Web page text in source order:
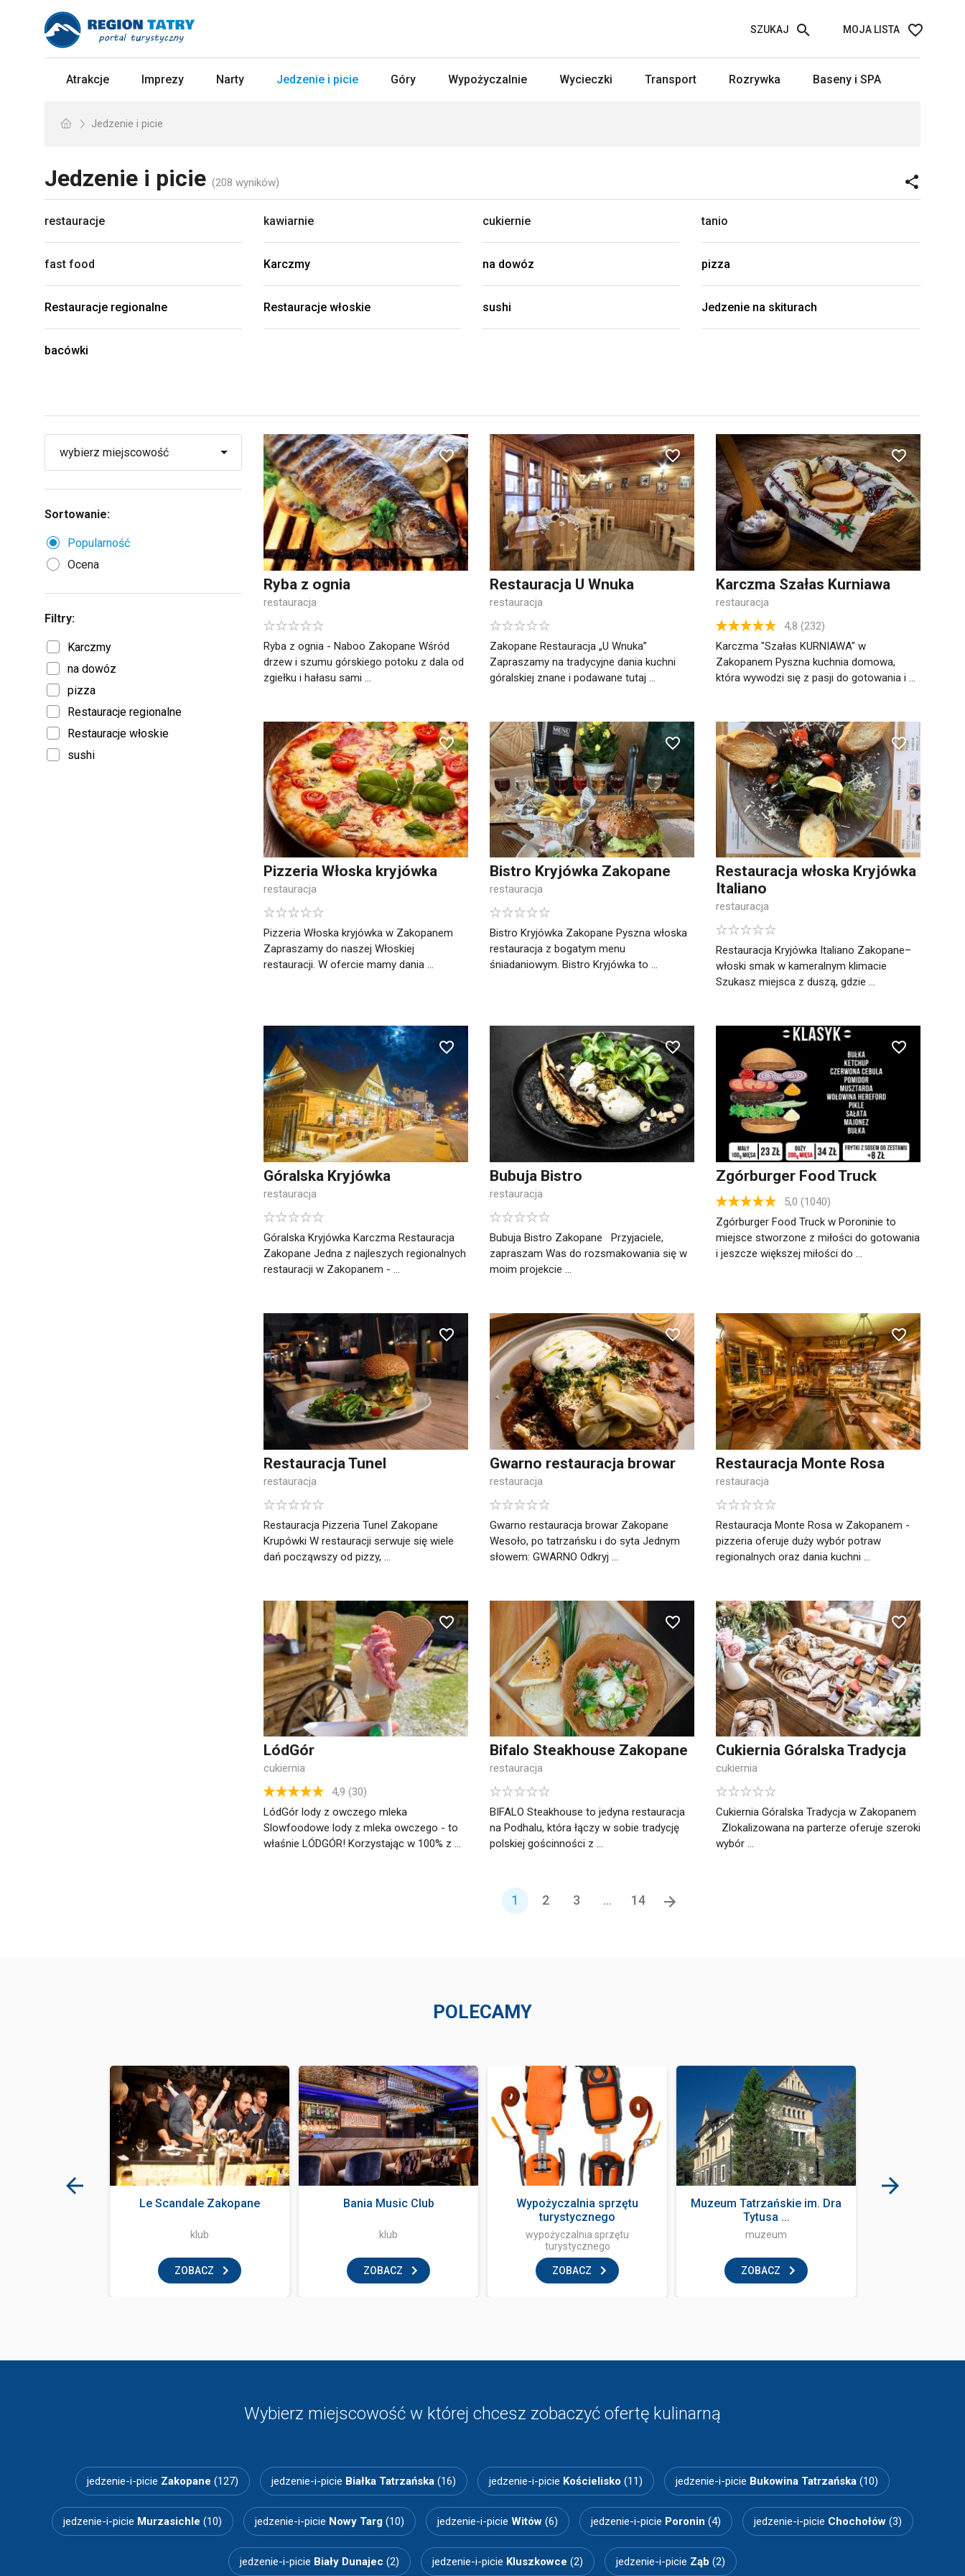
MOJA LISTA
SZUKAJ
Atrakcje Imprezy Narty Jedzenie i picie Góry Wypożyczalnie Wycieczki Transport Rozrywka Baseny i SPA
Jedzenie i picie
Jedzenie i picie (208 wyników)
restauracje kawiarnie cukiernie tanio
fast food Karczmy na dowóz pizza
Restauracje regionalne Restauracje włoskie sushi Jedzenie na skiturach
bacówki
Ryba z ognia
restauracja
Ryba z ognia - Naboo Zakopane Wśród
drzew i szumu górskiego potoku z dala od
zgiełku i hałasu sami ...
Restauracja U Wnuka
restauracja
Zakopane Restauracja „U Wnuka”
Zapraszamy na tradycyjne dania kuchni
góralskiej znane i podawane tutaj ...
Karczma Szałas Kurniawa
restauracja
4,8 (232)
Karczma "Szałas KURNIAWA" w
Zakopanem Pyszna kuchnia domowa,
która wywodzi się z pasji do gotowania i ...
Pizzeria Włoska kryjówka
restauracja
Pizzeria Włoska kryjówka w Zakopanem
Zapraszamy do naszej Włoskiej
restauracji. W ofercie mamy dania ...
Bistro Kryjówka Zakopane
restauracja
Bistro Kryjówka Zakopane Pyszna włoska
restauracja z bogatym menu
śniadaniowym. Bistro Kryjówka to ...
Restauracja włoska Kryjówka
Italiano
restauracja
Restauracja Kryjówka Italiano Zakopane–
włoski smak w kameralnym klimacie
Szukasz miejsca z duszą, gdzie ...
Góralska Kryjówka
restauracja
Góralska Kryjówka Karczma Restauracja
Zakopane Jedna z najleszych regionalnych
restauracji w Zakopanem - ...
Bubuja Bistro
restauracja
Bubuja Bistro Zakopane Przyjaciele,
zapraszam Was do rozsmakowania się w
moim projekcie ...
Zgórburger Food Truck
5,0 (1040)
Zgórburger Food Truck w Poroninie to
miejsce stworzone z miłości do gotowania
i jeszcze większej miłości do ...
Restauracja Tunel
restauracja
Restauracja Pizzeria Tunel Zakopane
Krupówki W restauracji serwuje się wiele
dań począwszy od pizzy, ...
Gwarno restauracja browar
restauracja
Gwarno restauracja browar Zakopane
Wesoło, po tatrzańsku i do syta Jednym
słowem: GWARNO Odkryj ...
Restauracja Monte Rosa
restauracja
Restauracja Monte Rosa w Zakopanem -
pizzeria oferuje duży wybór potraw
regionalnych oraz dania kuchni ...
LódGór
cukiernia
4,9 (30)
LódGór lody z owczego mleka
Slowfoodowe lody z mleka owczego - to
właśnie LÓDGÓR! Korzystając w 100% z ...
Bifalo Steakhouse Zakopane
restauracja
BIFALO Steakhouse to jedyna restauracja
na Podhalu, która łączy w sobie tradycję
polskiej gościnności z ...
Cukiernia Góralska Tradycja
cukiernia
Cukiernia Góralska Tradycja w Zakopanem
Zlokalizowana na parterze oferuje szeroki
wybór ...
1 2 3 ... 14
Sortowanie:
Popularność
Ocena
Filtry:
Karczmy
na dowóz
pizza
Restauracje regionalne
Restauracje włoskie
sushi
POLECAMY
Le Scandale Zakopane
klub
ZOBACZ
Bania Music Club
klub
ZOBACZ
Wypożyczalnia sprzętu
turystycznego
wypożyczalnia sprzętu
turystycznego
ZOBACZ
Muzeum Tatrzańskie im. Dra
Tytusa ...
muzeum
ZOBACZ
Wybierz miejscowość w której chcesz zobaczyć ofertę kulinarną
jedzenie-i-picie Zakopane (127) jedzenie-i-picie Białka Tatrzańska (16) jedzenie-i-picie Kościelisko (11) jedzenie-i-picie Bukowina Tatrzańska (10)
jedzenie-i-picie Murzasichle (10) jedzenie-i-picie Nowy Targ (10) jedzenie-i-picie Witów (6) jedzenie-i-picie Poronin (4) jedzenie-i-picie Chochołów (3)
jedzenie-i-picie Biały Dunajec (2) jedzenie-i-picie Kluszkowce (2) jedzenie-i-picie Ząb (2)